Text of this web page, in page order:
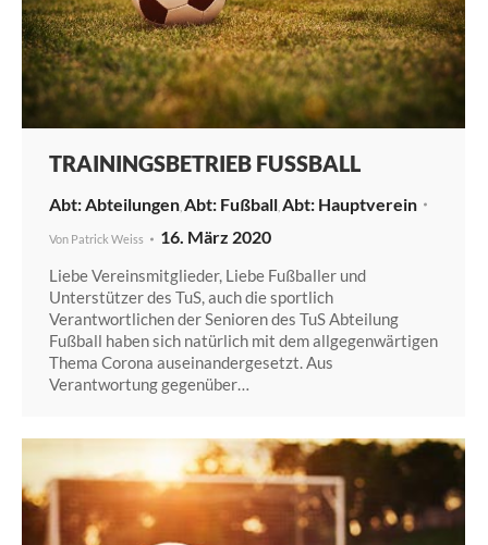
TRAININGSBETRIEB FUSSBALL
Abteilungen Fußball Hauptverein
Von Patrick Weiss 16. März 2020
Liebe Vereinsmitglieder, Liebe Fußballer und
Unterstützer des TuS, auch die sportlich
Verantwortlichen der Senioren des TuS Abteilung
Fußball haben sich natürlich mit dem allgegenwärtigen
Thema Corona auseinandergesetzt. Aus
Verantwortung gegenüber…